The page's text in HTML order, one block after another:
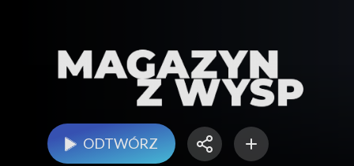
ODTWÓRZ